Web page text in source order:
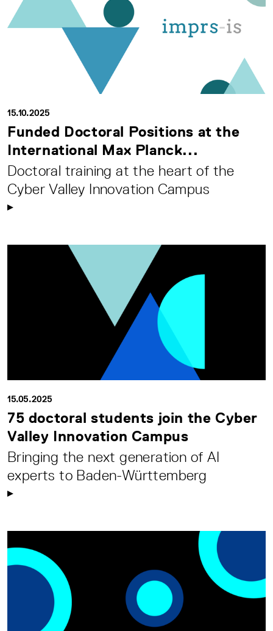
15.10.2025
Funded Doctoral Positions at the
International Max Planck...
Doctoral training at the heart of the
Cyber Valley Innovation Campus
15.05.2025
75 doctoral students join the Cyber
Valley Innovation Campus
Bringing the next generation of AI
experts to Baden-Württemberg